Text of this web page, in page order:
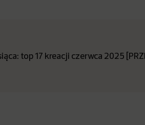
top 17 kreacji czerwca 2025